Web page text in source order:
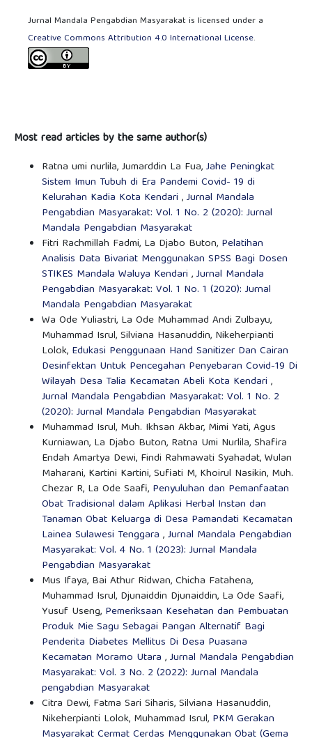
Jurnal Mandala Pengabdian Masyarakat is licensed under a
Creative Commons Attribution 4.0 International License.
Most read articles by the same author(s)
Ratna umi nurlila, Jumarddin La Fua,Jahe Peningkat
Sistem Imun Tubuh di Era Pandemi Covid- 19 di
Kelurahan Kadia Kota Kendari ,Jurnal Mandala
Pengabdian Masyarakat: Vol. 1 No. 2 (2020): Jurnal
Mandala Pengabdian Masyarakat
Fitri Rachmillah Fadmi, La Djabo Buton, Pelatihan
Analisis Data Bivariat Menggunakan SPSS Bagi Dosen
STIKES Mandala Waluya Kendari ,Jurnal Mandala
Pengabdian Masyarakat: Vol. 1 No. 1 (2020): Jurnal
Mandala Pengabdian Masyarakat
Wa Ode Yuliastri, La Ode Muhammad Andi Zulbayu,
Muhammad Isrul, Silviana Hasanuddin, Nikeherpianti
Lolok, Edukasi Penggunaan Hand Sanitizer Dan Cairan
Desinfektan Untuk Pencegahan Penyebaran Covid-19 Di
Wilayah Desa Talia Kecamatan Abeli Kota Kendari ,
Jurnal Mandala Pengabdian Masyarakat: Vol. 1 No. 2
(2020): Jurnal Mandala Pengabdian Masyarakat
Muhammad Isrul, Muh. Ikhsan Akbar, Mimi Yati, Agus
Kurniawan, La Djabo Buton, Ratna Umi Nurlila, Shafira
Endah Amartya Dewi, Findi Rahmawati Syahadat, Wulan
Maharani, Kartini Kartini, Sufiati M, Khoirul Nasikin, Muh.
Chezar R, La Ode Saafi, Penyuluhan dan Pemanfaatan
Obat Tradisional dalam Aplikasi Herbal Instan dan
Tanaman Obat Keluarga di Desa Pamandati Kecamatan
Lainea Sulawesi Tenggara ,Jurnal Mandala Pengabdian
Masyarakat: Vol. 4 No. 1 (2023): Jurnal Mandala
Pengabdian Masyarakat
Mus Ifaya, Bai Athur Ridwan, Chicha Fatahena,
Muhammad Isrul, Djunaiddin Djunaiddin, La Ode Saafi,
Yusuf Useng, Pemeriksaan Kesehatan dan Pembuatan
Produk Mie Sagu Sebagai Pangan Alternatif Bagi
Penderita Diabetes Mellitus Di Desa Puasana
Kecamatan Moramo Utara ,Jurnal Mandala Pengabdian
Masyarakat: Vol. 3 No. 2 (2022): Jurnal Mandala
pengabdian Masyarakat
Citra Dewi, Fatma Sari Siharis, Silviana Hasanuddin,
Nikeherpianti Lolok, Muhammad Isrul, PKM Gerakan